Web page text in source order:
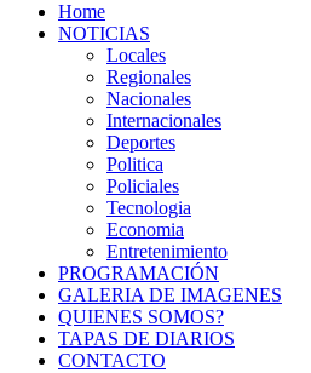
Home
NOTICIAS
Locales
Regionales
Nacionales
Internacionales
Deportes
Politica
Policiales
Tecnologia
Economia
Entretenimiento
PROGRAMACIÓN
GALERIA DE IMAGENES
QUIENES SOMOS?
TAPAS DE DIARIOS
CONTACTO